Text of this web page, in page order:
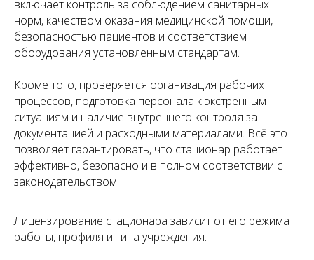
включает контроль за соблюдением санитарных
норм, качеством оказания медицинской помощи,
безопасностью пациентов и соответствием
оборудования установленным стандартам.
Кроме того, проверяется организация рабочих
процессов, подготовка персонала к экстренным
ситуациям и наличие внутреннего контроля за
документацией и расходными материалами. Всё это
позволяет гарантировать, что стационар работает
эффективно, безопасно и в полном соответствии с
законодательством.
Лицензирование стационара зависит от его режима
работы, профиля и типа учреждения.